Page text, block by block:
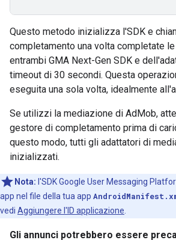
Questo metodo inizializza l'SDK e
completamento una volta completate
entrambi GMA Next-Gen SDK e
timeout di 30 secondi. Questa
eseguita una sola volta, idealmente
Se utilizzi la mediazione di AdMob,
gestore di completamento prima di
questo modo, tutti gli adattatori di
inizializzati.
Nota: l'SDK Google User Messaging
app nel file della tua app
vedi Aggiungere l'ID applicazione
Gli annunci potrebbero essere